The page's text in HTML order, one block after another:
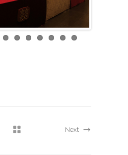
Next